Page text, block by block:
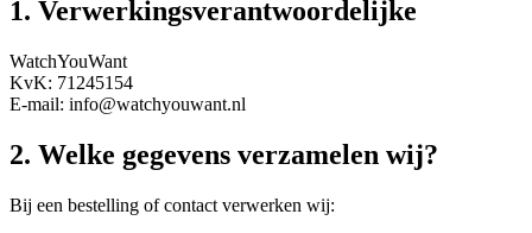
1. Verwerkingsverantwoordelijke
WatchYouWant
KvK: 71245154
E-mail: info@watchyouwant.nl
2. Welke gegevens verzamelen wij?
Bij een bestelling of contact verwerken wij: